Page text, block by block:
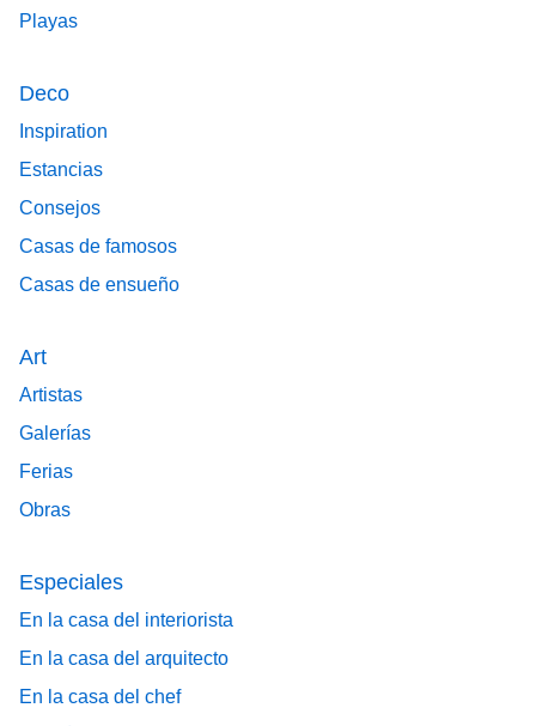
Playas
Deco
Inspiration
Estancias
Consejos
Casas de famosos
Casas de ensueño
Art
Artistas
Galerías
Ferias
Obras
Especiales
En la casa del interiorista
En la casa del arquitecto
En la casa del chef